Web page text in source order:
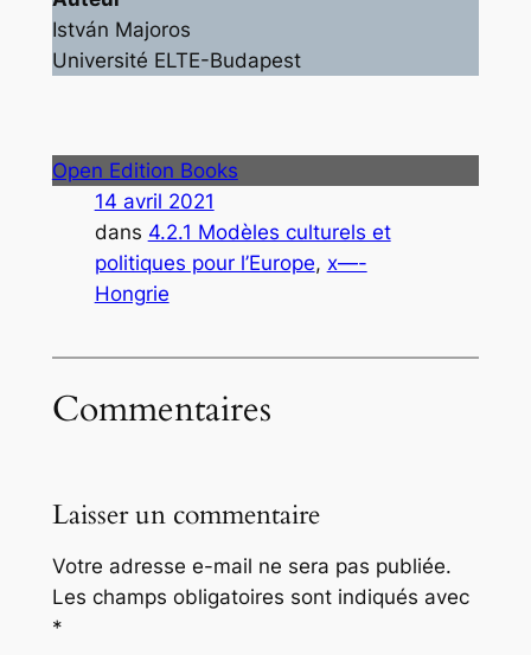
István Majoros
Université ELTE-Budapest
Open Edition Books
14 avril 2021
dans 4.2.1 Modèles culturels et
politiques pour l’Europe, x—-
Hongrie
Commentaires
Laisser un commentaire
Votre adresse e-mail ne sera pas publiée.
Les champs obligatoires sont indiqués avec
*